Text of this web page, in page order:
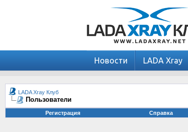
Новости LADA Xray
LADA Xray Клуб
Пользователи
Регистрация
Справка